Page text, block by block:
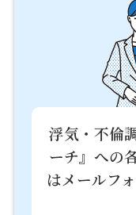
浮気・不倫
ーチ』への
はメールフ